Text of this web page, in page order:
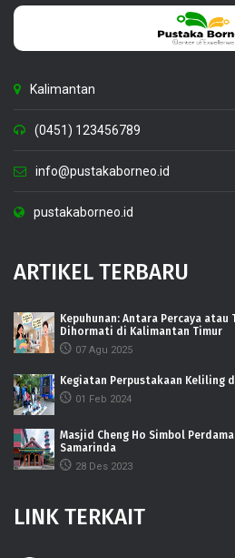
Kalimantan
(0451) 123456789
info@pustakaborneo.id
pustakaborneo.id
ARTIKEL TERBARU
Kepuhunan: Antara Percaya atau
Dihormati di Kalimantan Timur
07 Agu 2025
Kegiatan Perpustakaan Keliling
01 Feb 2024
Masjid Cheng Ho Simbol
Samarinda
28 Des 2023
LINK TERKAIT